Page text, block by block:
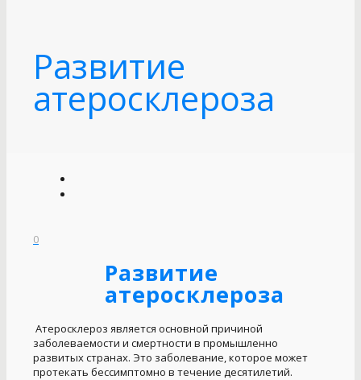
Развитие
атеросклероза
0
Развитие
атеросклероза
Атеросклероз является основной причиной
заболеваемости и смертности в промышленно
развитых странах. Это заболевание, которое может
протекать бессимптомно в течение десятилетий.